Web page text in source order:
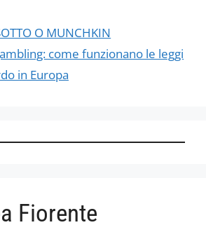
O MUNCHKIN
come funzionano le leggi
in Europa
Fiorente